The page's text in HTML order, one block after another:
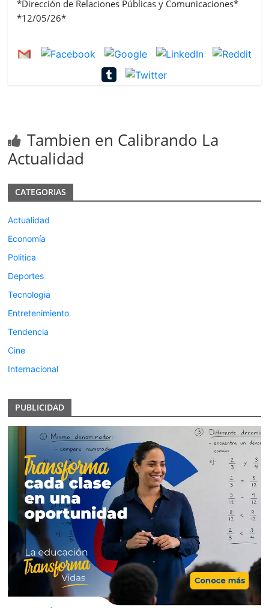
*Dirección de Relaciones Públicas y Comunicaciones*
*12/05/26*
Tambien en Calibrando La
Actualidad
CATEGORIAS
Actualidad
Economía
Politica
Deportes
Tecnologia
Entretenimiento
Tendencia
Cine
Internacional
PUBLICIDAD